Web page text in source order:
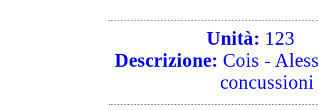
Unità: 123
Descrizione: Cois -